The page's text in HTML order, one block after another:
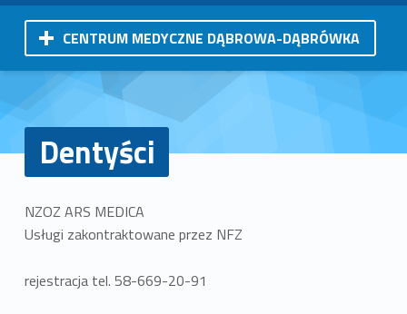
CENTRUM MEDYCZNE DĄBROWA-DĄBRÓWKA
Dentyści
NZOZ ARS MEDICA
Usługi zakontraktowane przez NFZ
rejestracja tel. 58-669-20-91